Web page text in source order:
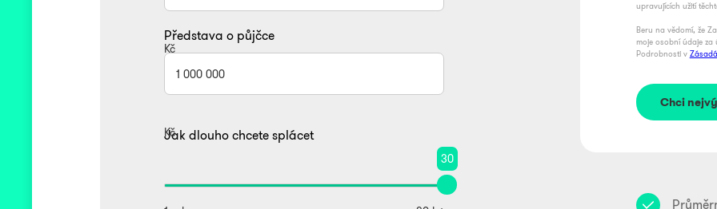
Kč
Představa o půjčce
Kč
Jak dlouho chcete splácet
30
upravujících užití
Beru na vědomí, že
moje osobní údaje za
Podrobnosti v